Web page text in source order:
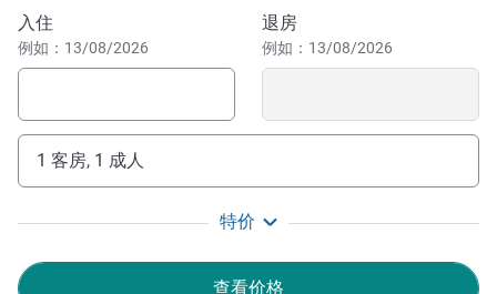
仅 15 分钟路程。我们的团队全天 24 小时为您提供建议和
指导，确保您获得难忘的入住体验。
休闲旅行，我们均会尽一切努力确保您获得优质的住宿体
验。我们会时刻关注您的需要，让您住得尽可能舒心。
Miss Corinne CHEVILLARD 酒店管理
预订此酒店
入住
例如：13/08/2026
退房
例如：13/08/2026
1 客房, 1 成人
特价
查看价格